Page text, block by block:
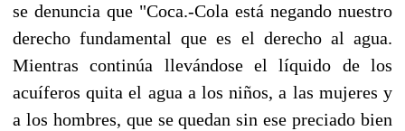
se denuncia que "Coca.-Cola está negando nuestro
derecho fundamental que es el derecho al agua.
Mientras continúa llevándose el líquido de los
acuíferos quita el agua a los niños, a las mujeres y
a los hombres, que se quedan sin ese preciado bien